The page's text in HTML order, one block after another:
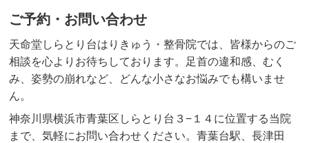
ご予約・お問い合わせ
天命堂しらとり台はりきゅう・整骨院では、皆様からのご
相談を心よりお待ちしております。足首の違和感、むく
み、姿勢の崩れなど、どんな小さなお悩みでも構いませ
ん。
神奈川県横浜市青葉区しらとり台３−１４に位置する当院
まで、気軽にお問い合わせください。青葉台駅、長津田